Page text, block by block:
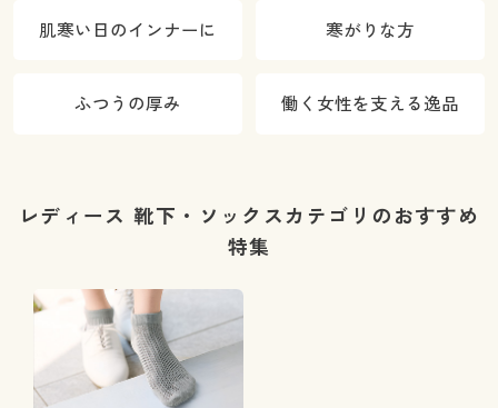
肌寒い日のインナーに 寒がりな方
ふつうの厚み 働く女性を支える逸品
レディース 靴下・ソックスカテゴリのおすすめ
特集